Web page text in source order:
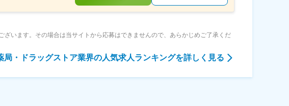
います。その場合は当サイトから応募はできませんので、あらかじめご了承くだ
局・ドラッグストア業界の人気求人ランキングを詳しく見る